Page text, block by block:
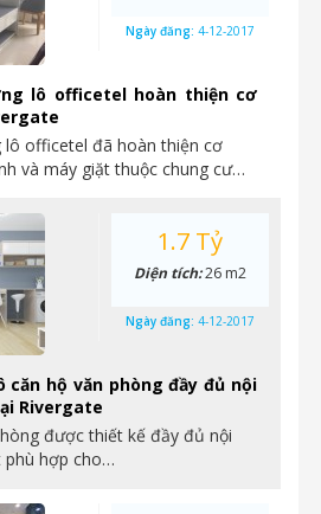
lô officetel hoàn thiện cơ
lô officetel đã hoàn thiện cơ
và máy giặt thuộc chung cư…
Ngày đăng: 4-12-2017
căn hộ văn phòng đầy đủ nội
Rivergate
được thiết kế đầy đủ nội
phù hợp cho…
1.7 Tỷ
Diện tích:26 m2
Ngày đăng: 4-12-2017